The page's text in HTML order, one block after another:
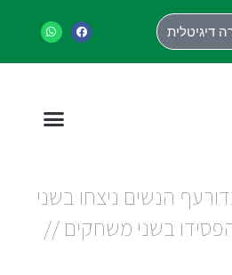
דיגיטלית
הנשים ניצחו בשני
בשני משחקים //